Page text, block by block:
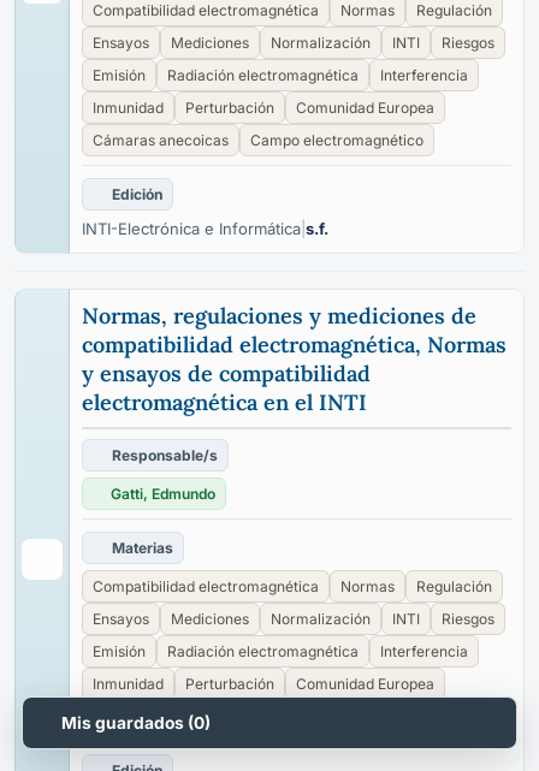
Compatibilidad electromagnética Normas
Regulación
Ensayos
Mediciones Normalización INTI
Riesgos
Emisión
Radiación electromagnética
Interferencia
Inmunidad
Perturbación
Comunidad Europea
Cámaras anecoicas
Campo electromagnético
Edición
INTI-Electrónica e Informática s.f.
Normas, regulaciones y mediciones de
compatibilidad electromagnética, Normas
y ensayos de compatibilidad
electromagnética en el INTI
Responsable/s
Gatti, Edmundo
Materias
Compatibilidad electromagnética Normas
Regulación
Ensayos
Mediciones Normalización INTI
Riesgos
Emisión
Radiación electromagnética
Interferencia
Inmunidad
Perturbación
Comunidad Europea
Cámaras anecoicas
Mis guardados (0)